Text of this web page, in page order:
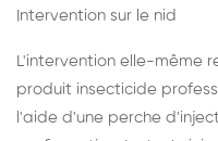
Intervention sur le nid
L'intervention elle-même
produit insecticide
l'aide d'une perche